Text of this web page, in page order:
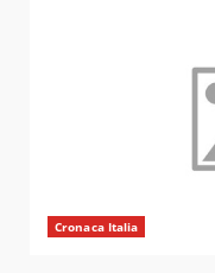
Cronaca Italia